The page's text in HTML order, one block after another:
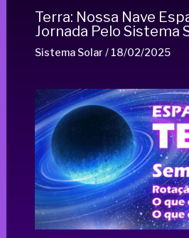
Terra: Nossa Nave
Jornada Pelo Sistema
Sistema Solar / 18/02/2025